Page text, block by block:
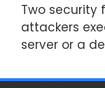
Two security
attackers
server or a